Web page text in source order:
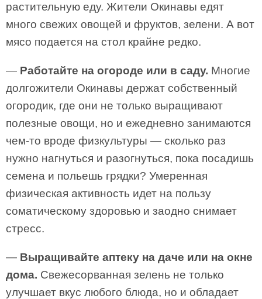
растительную еду. Жители Окинавы едят
много свежих овощей и фруктов, зелени. А вот
мясо подается на стол крайне редко.
— Работайте на огороде или в саду. Многие
долгожители Окинавы держат собственный
огородик, где они не только выращивают
полезные овощи, но и ежедневно занимаются
чем-то вроде физкультуры — сколько раз
нужно нагнуться и разогнуться, пока посадишь
семена и польешь грядки? Умеренная
физическая активность идет на пользу
соматическому здоровью и заодно снимает
стресс.
— Выращивайте аптеку на даче или на окне
дома. Свежесорванная зелень не только
улучшает вкус любого блюда, но и обладает